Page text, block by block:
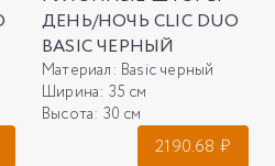
ДЕНЬ/НОЧЬ CLIC DUO
BASIC ЧЕРНЫЙ
Материал: Basic черный
Ширина: 35 см
Высота: 30 см
2190.68 ₽